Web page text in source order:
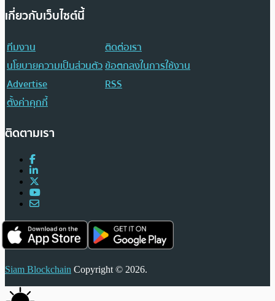
เกี่ยวกับเว็บไซต์นี้
ทีมงาน
ติดต่อเรา
นโยบายความเป็นส่วนตัวข้อตกลงในการใช้งาน
Advertise
RSS
ตั้งค่าคุกกี้
ติดตามเรา
Siam Blockchain Copyright © 2026.